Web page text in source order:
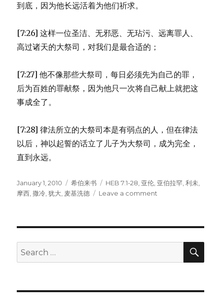
到底，因为他长远活着为他们祈求。
[7:26] 这样一位圣洁、无邪恶、无玷污、远离罪人、
高过诸天的大祭司，对我们是最合适的；
[7:27] 他不像那些大祭司，每日必须先为自己的罪，
后为百姓的罪献祭，因为他只一次将自己献上就把这
事成全了。
[7:28] 律法所立的大祭司本是有弱点的人，但在律法
以后，神以起誓的话立了儿子为大祭司，成为完全，
直到永远。
Posted
on
January 1, 2010 Categories
希伯来书 Tags
HEB 7:1-28 亚伦 亚伯拉罕 ,利未
摩西 ,撒冷 ,犹大 麦基洗德 Leave a comment
的
Search
for: